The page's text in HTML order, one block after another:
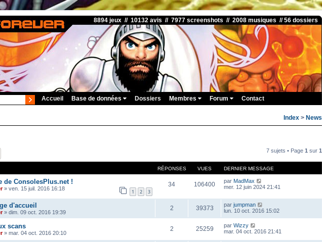
8894 jeux // 10132 avis // 7977 screenshots // 2008 musiques // 56 dossiers
Accueil Base de données Dossiers Membres Forum Contact
Index > News
7 sujets • Page 1 sur 1
RÉPONSES VUES DERNIER MESSAGE
de ConsolesPlus.net !
» ven. 15 juil. 2016 16:18 1 2 3
34 106400 par MadMax
mer. 12 juin 2024 21:41
d'accueil
» dim. 09 oct. 2016 19:39
2 39373 par jumpman
lun. 10 oct. 2016 15:02
scans
» mar. 04 oct. 2016 20:10
2 25259 par Wizzy
mar. 04 oct. 2016 21:41